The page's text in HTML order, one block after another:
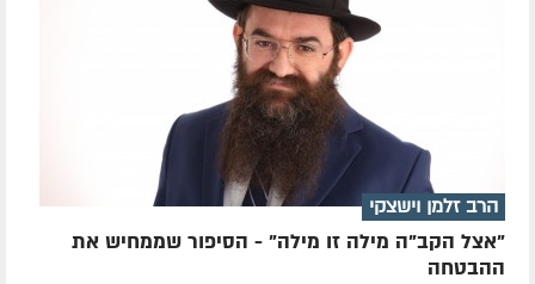
הרב זלמן וישצקי
"אצל הקב"ה מילה זו מילה" - הסיפור שממחיש את
ההבטחה